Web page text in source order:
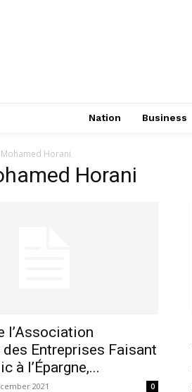
Nation Business
Mohamed Horani
Horani
l’Association
Entreprises Faisant
à l’Épargne,...
2021 0